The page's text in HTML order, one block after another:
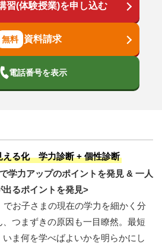
習(体験授業)を申し込む
資料請求
電話番号を表示
える化 学力診断 + 個性診断
学力アップのポイントを発見 & 一人
るポイントを発見>
お子さまの現在の学力を細かく分
つまずきの原因も一目瞭然。最短
ま何を学べばよいかを明らかにし